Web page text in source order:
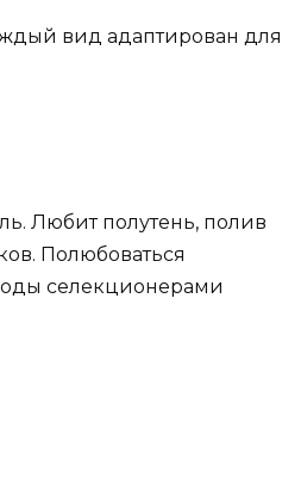
вид адаптирован для
Любит полутень, полив
Полюбоваться
селекционерами